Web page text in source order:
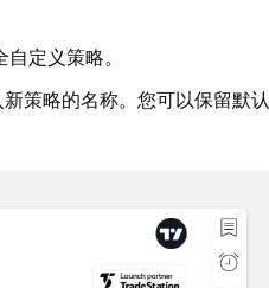
定义策略。
策略的名称。您可以保留默认